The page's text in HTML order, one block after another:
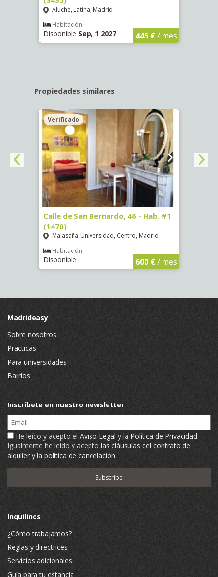
Aluche, Latina, Madrid
Habitación
Disponible Sep, 1 2027 445 €/ mes
Propiedades similares
Verificado
Calle de San Bernardo, 46 - Hab. #1
(1470)
Malasaña-Universidad, Centro, Madrid
Habitación
Disponible 600 €/ mes
Madrideasy
Sobre nosotros
Prácticas
Para universidades
Barrios
Inscríbete en nuestro newsletter
Email
He leído y acepto el Aviso Legal y la Política de Privacidad.
Igualmente he leído y acepto las cláusulas del contrato de
alquiler y la política de cancelación
Inquilinos
¿Cómo trabajamos?
Reglas y directrices
Servicios adicionales
Guía para tu estancia